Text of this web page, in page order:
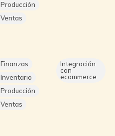
Producción
Ventas
Finanzas
Inventario
Producción
Ventas
Integración
con
ecommerce